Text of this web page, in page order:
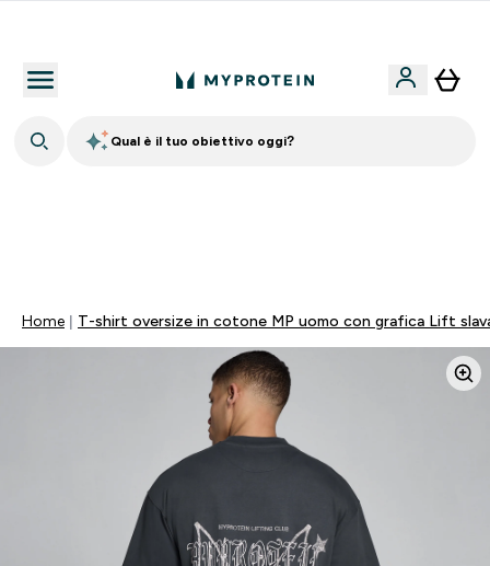
Qual è il tuo obiettivo oggi?
Home T-shirt oversize in cotone MP uomo con grafica Lift